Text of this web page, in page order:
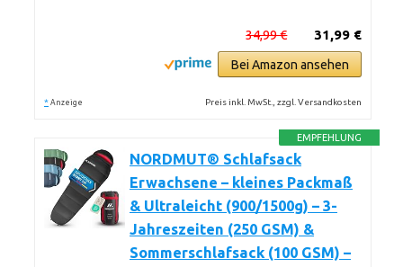
31,99 €
34,99 €
Bei Amazon ansehen
* Anzeige Preis inkl. MwSt., zzgl. Versandkosten
EMPFEHLUNG
NORDMUT® Schlafsack
Erwachsene – kleines Packmaß
& Ultraleicht (900/1500g) – 3-
Jahreszeiten (250 GSM) &
Sommerschlafsack (100 GSM) –